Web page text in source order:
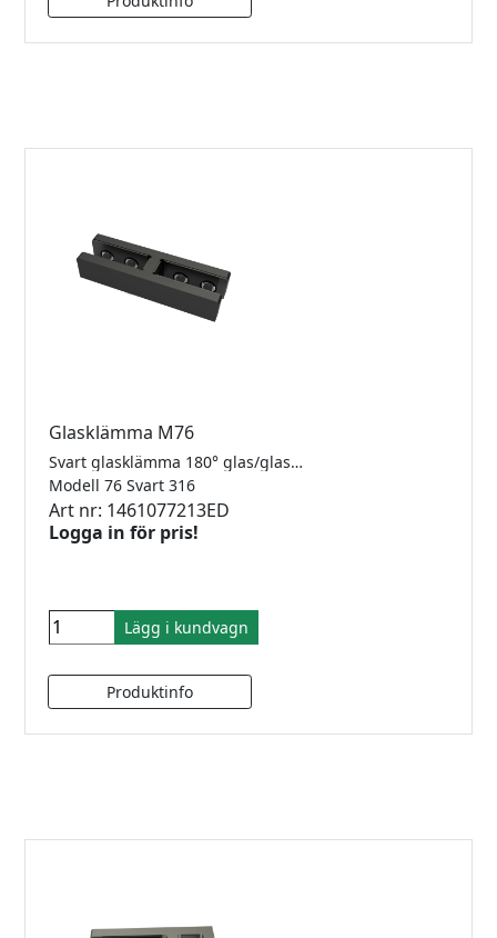
Glasklämma M76
Svart glasklämma 180° glas/glas för 8-12.76mm glas. Rostfritt 316.
Modell 76 Svart 316
Art nr: 1461077213ED
Logga in för pris!
Lägg i kundvagn